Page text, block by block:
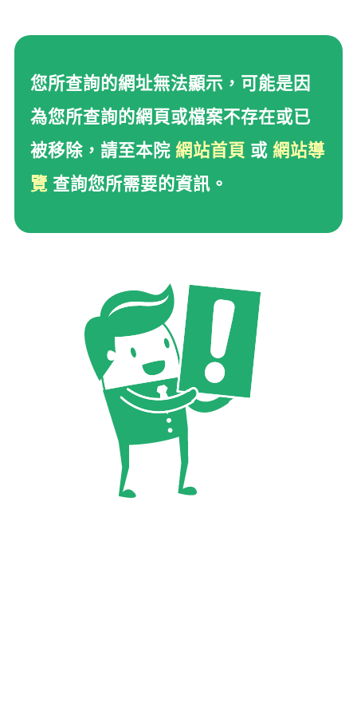
您所查詢的網址無法顯示，可能是因
為您所查詢的網頁或檔案不存在或已
被移除，請至本院 網站首頁 或 網站導
覽 查詢您所需要的資訊。